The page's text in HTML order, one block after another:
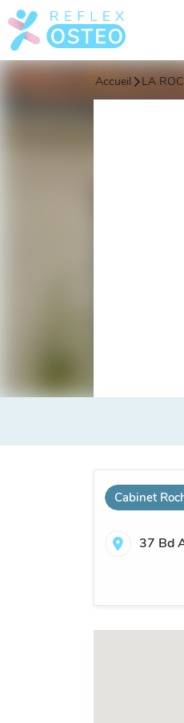
Accueil LA
Cabinet
37 Bd